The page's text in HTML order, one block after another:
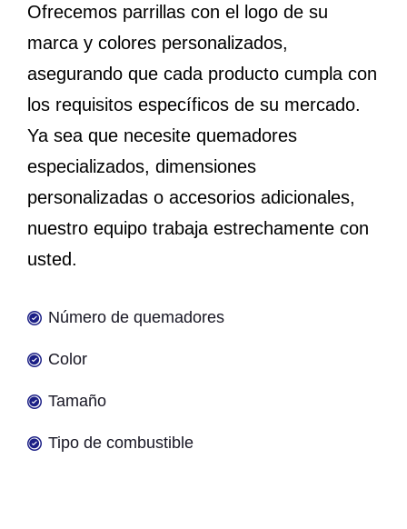
Ofrecemos parrillas con el logo de su
marca y colores personalizados,
asegurando que cada producto cumpla con
los requisitos específicos de su mercado.
Ya sea que necesite quemadores
especializados, dimensiones
personalizadas o accesorios adicionales,
nuestro equipo trabaja estrechamente con
usted.
Número de quemadores
Color
Tamaño
Tipo de combustible